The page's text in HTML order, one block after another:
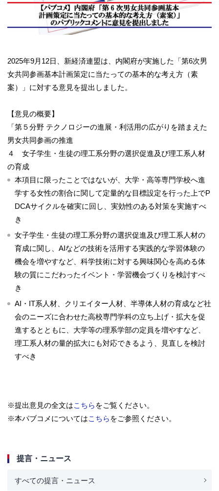
2025年9月12日、新経済連盟は、内閣府が実施した「第6次男
女共同参画基本計画策定に当たっての基本的な考え方（素
案）」に対する意見を提出しました。
【意見の概要】
「第５分野 テクノロジーの進展・利活用の広がりを踏まえた
男女共同参画の推進
４ 女子学生・生徒の理工系分野の選択促進及び理工系人材
の育成
本項目に限ったことではないが、大学・高等専門学校へ進
学する女性の割合に関して定量的な目標設定を行った上でP
DCAサイクルを確実に回し、実効性のある対策を実施すべ
き
女子学生・生徒の理工系分野の選択促進及び理工系人材の
育成に関し、AIなどの技術を活用する実践的な学習体験の
機会を増やすなど、科学技術に対する興味関心を高める体
験の質にこだわったイベント・学習機会づくりを検討すべ
き
AI・IT系人材、クリエイター人材、半導体人材の育成など社
会のニーズに合わせた高校専門学科の立ち上げ・拡大を促
進するとともに、大学等の理系学部の定員を増やすなど、
理工系人材の量的拡大にも対応できるよう、見直しを検討
すべき
※提出意見の全文はこちら をご覧ください。
※本パブコメについてはこちら をご参照ください。
提言・ニュース
すべての提言・ニュース